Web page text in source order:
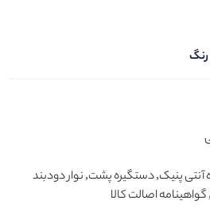
پنیک, دستگیره پشت, نوار دودبند
اصالت کالا